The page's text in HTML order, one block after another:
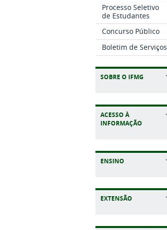
Processo Seletivo
de Estudantes
Concurso Público
Boletim de Serviços
SOBRE O IFMG
ACESSO À
INFORMAÇÃO
ENSINO
EXTENSÃO